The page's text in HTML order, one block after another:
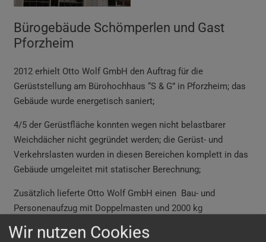
Bürogebäude Schömperlen und Gast
Pforzheim
2012 erhielt Otto Wolf GmbH den Auftrag für die
Gerüststellung am Bürohochhaus “S & G” in Pforzheim; das
Gebäude wurde energetisch saniert;
4/5 der Gerüstfläche konnten wegen nicht belastbarer
Weichdächer nicht gegründet werden; die Gerüst- und
Verkehrslasten wurden in diesen Bereichen komplett in das
Gebäude umgeleitet mit statischer Berechnung;
Zusätzlich lieferte Otto Wolf GmbH einen Bau- und
Personenaufzug mit Doppelmasten und 2000 kg
Auftraggeber
Wir nutzen Cookies